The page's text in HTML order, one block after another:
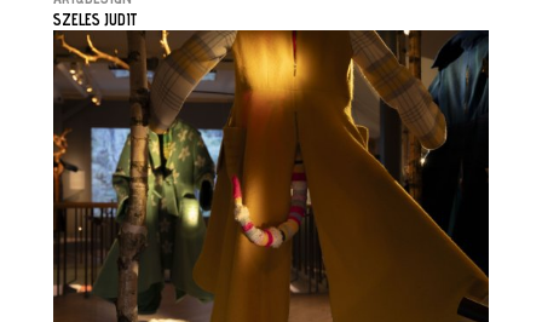
SZELES JUDIT